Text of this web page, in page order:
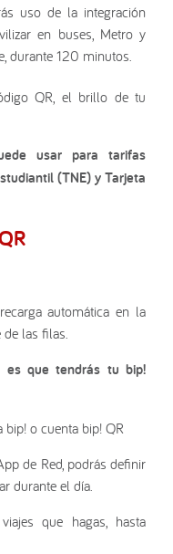
uso de la integración
en buses, Metro y
durante 120 minutos.
QR, el brillo de tu
usar para tarifas
(TNE) y Tarjeta
automática en la
las filas.
que tendrás tu bip!
bip! o cuenta bip! QR
de Red, podrás definir
durante el día.
que hagas, hasta